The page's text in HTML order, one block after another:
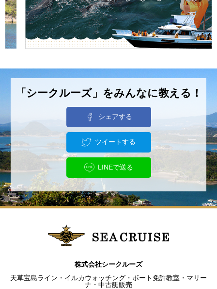
「シークルーズ」をみんなに教える！
シェアする
ツイートする
LINEで送る
株式会社シークルーズ
天草宝島ライン・イルカウォッチング・ボート免許教室・マリー
ナ・中古艇販売